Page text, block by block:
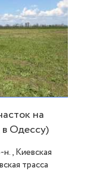
на
в Одессу)
Киевская
трасса